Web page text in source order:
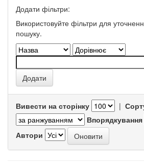
Додати фільтри:
Використовуйте фільтри для
пошуку.
Вивести на сторінку |
Впорядкування
Автори